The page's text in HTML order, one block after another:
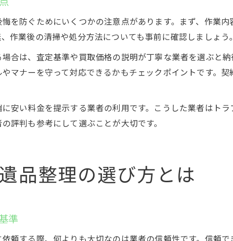
を防ぐためにいくつかの注意点があります。まず、作業
作業後の清掃や処分方法についても事前に確認しましょう。
合は、査定基準や買取価格の説明が丁寧な業者を選ぶと
マナーを守って対応できるかもチェックポイントです。契
安い料金を提示する業者の利用です。こうした業者はト
評判も参考にして選ぶことが大切です。
品整理の選び方とは
準
頼する際、何よりも大切なのは業者の信頼性です。信頼